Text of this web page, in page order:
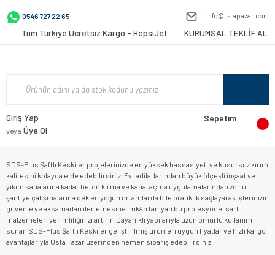
0546 727 22 65 info@ustapazar.com
Tüm Türkiye Ücretsiz Kargo - HepsiJet KURUMSAL TEKLİF AL
Giriş Yap
veya Üye Ol
Sepetim
SDS-Plus Şaftlı Keskiler projelerinizde en yüksek hassasiyeti ve kusursuz kırım
kalitesini kolayca elde edebilirsiniz. Ev tadilatlarından büyük ölçekli inşaat ve
yıkım sahalarına kadar beton kırma ve kanal açma uygulamalarından zorlu
şantiye çalışmalarına dek en yoğun ortamlarda bile pratiklik sağlayarak işlerinizin
güvenle ve aksamadan ilerlemesine imkân tanıyan bu profesyonel sarf
malzemeleri verimliliğinizi artırır. Dayanıklı yapılarıyla uzun ömürlü kullanım
sunan SDS-Plus Şaftlı Keskiler geliştirilmiş ürünleri uygun fiyatlar ve hızlı kargo
avantajlarıyla Usta Pazar üzerinden hemen sipariş edebilirsiniz.